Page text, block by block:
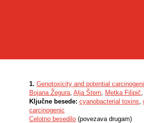
1. Genotoxicity and potential
Bojana Žegura, Alja Štern, Metka Filipič
Ključne besede: cyanobacterial toxins,
carcinogenic
Celotno besedilo (povezava drugam)